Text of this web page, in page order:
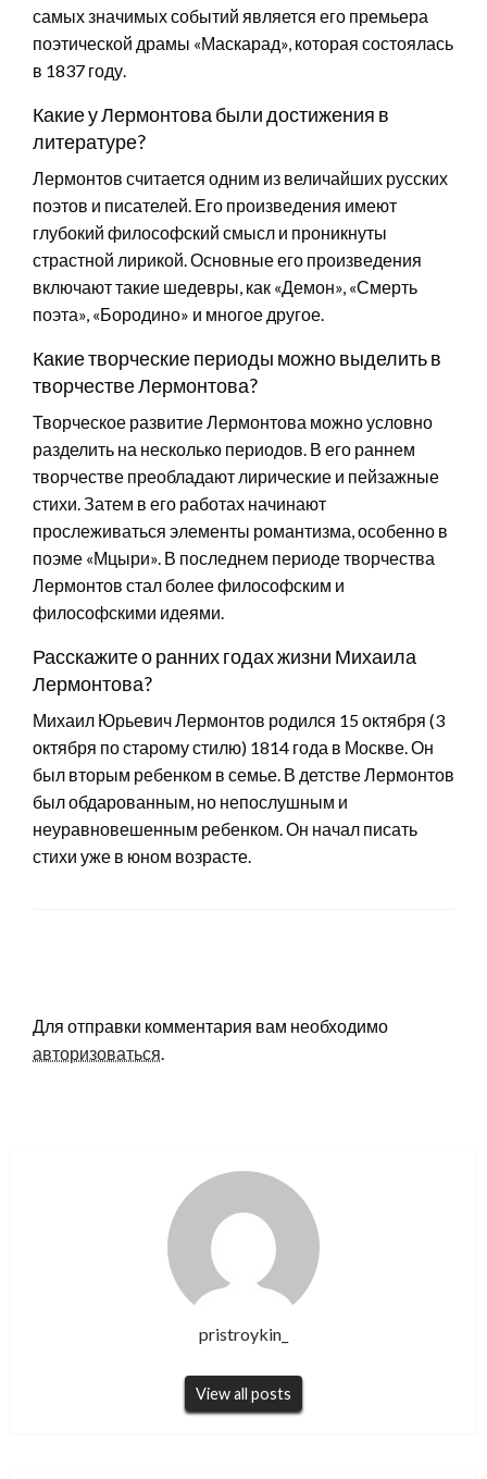
самых значимых событий является его премьера
поэтической драмы «Маскарад», которая состоялась
в 1837 году.
Какие у Лермонтова были достижения в
литературе?
Лермонтов считается одним из величайших русских
поэтов и писателей. Его произведения имеют
глубокий философский смысл и проникнуты
страстной лирикой. Основные его произведения
включают такие шедевры, как «Демон», «Смерть
поэта», «Бородино» и многое другое.
Какие творческие периоды можно выделить в
творчестве Лермонтова?
Творческое развитие Лермонтова можно условно
разделить на несколько периодов. В его раннем
творчестве преобладают лирические и пейзажные
стихи. Затем в его работах начинают
прослеживаться элементы романтизма, особенно в
поэме «Мцыри». В последнем периоде творчества
Лермонтов стал более философским и
философскими идеями.
Расскажите о ранних годах жизни Михаила
Лермонтова?
Михаил Юрьевич Лермонтов родился 15 октября (3
октября по старому стилю) 1814 года в Москве. Он
был вторым ребенком в семье. В детстве Лермонтов
был обдарованным, но непослушным и
неуравновешенным ребенком. Он начал писать
стихи уже в юном возрасте.
Для отправки комментария вам необходимо
авторизоваться.
pristroykin_
View all posts